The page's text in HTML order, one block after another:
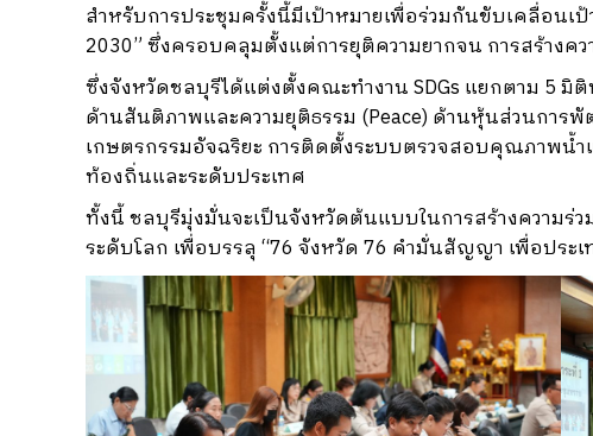
สำหรับการประชุมครั้งนี้มีเป้าหมายเพื่อร่วมกันขับเคลื่อนเ
2030” ซึ่งครอบคลุมตั้งแต่การยุติความยากจน การสร้าง
ซึ่งจังหวัดชลบุรีได้แต่งตั้งคณะทำงาน SDGs แยกตาม 5 มิ
ด้านสันติภาพและความยุติธรรม (Peace) ด้านหุ้นส่วนการ
เกษตรกรรมอัจฉริยะ การติดตั้งระบบตรวจสอบคุณภาพน้ำแ
ท้องถิ่นและระดับประเทศ
ทั้งนี้ ชลบุรีมุ่งมั่นจะเป็นจังหวัดต้นแบบในการสร้างความร่ว
ระดับโลก เพื่อบรรลุ “76 จังหวัด 76 คำมั่นสัญญา เพื่อประ